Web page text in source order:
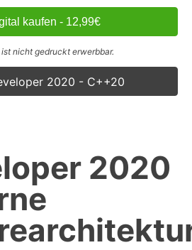
kaufen - 12,99€
nicht gedruckt erwerbbar.
2020 - C++20
2020